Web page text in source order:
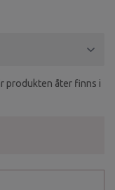
produkten åter finns i